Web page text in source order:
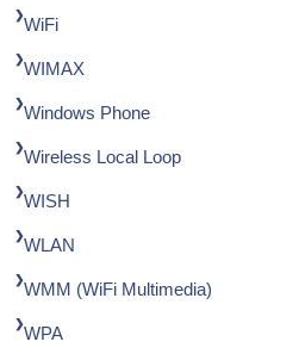
WiFi
WIMAX
Windows Phone
Wireless Local Loop
WISH
WLAN
WMM (WiFi Multimedia)
WPA